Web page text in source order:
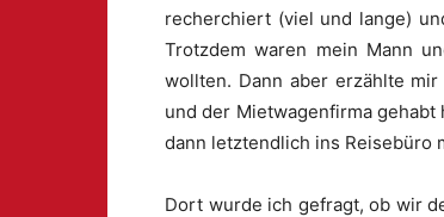
recherchiert (viel und lange)
Trotzdem waren mein Mann
wollten. Dann aber erzählte
und der Mietwagenfirma
dann letztendlich ins Reisebüro
Dort wurde ich gefragt, ob wir